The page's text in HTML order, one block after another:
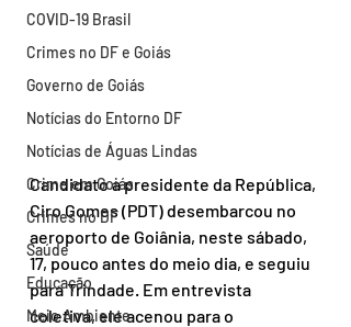
COVID-19 Brasil
Crimes no DF e Goiás
Governo de Goiás
Notícias do Entorno DF
Notícias de Águas Lindas
Crime em Goiás
Crimes no DF
Saúde
Educação
Meio Ambiente
Candidato a presidente da República,
Ciro Gomes (PDT) desembarcou no
aeroporto de Goiânia, neste sábado,
17, pouco antes do meio dia, e seguiu
para Trindade. Em entrevista
coletiva, ele acenou para o